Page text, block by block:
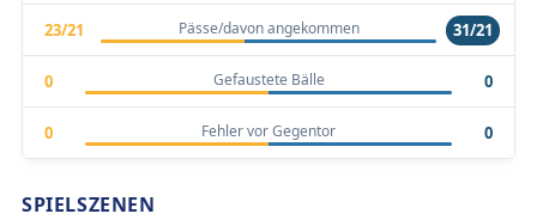
23/21 Pässe/davon angekommen 31/21
0 Gefaustete Bälle 0
0 Fehler vor Gegentor 0
SPIELSZENEN